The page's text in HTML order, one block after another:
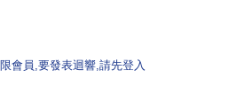
限會員,要發表迴響,請先登入